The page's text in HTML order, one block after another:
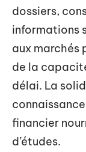
dossiers,
informations
aux marchés
de la
délai. La
financier
d’études.